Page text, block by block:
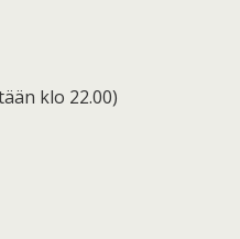
klo 22.00)